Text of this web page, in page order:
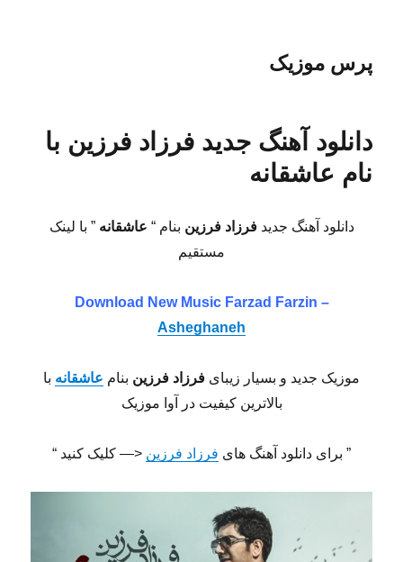
پرس موزیک
دانلود آهنگ جدید فرزاد فرزین با
نام عاشقانه
دانلود آهنگ جدید فرزاد فرزین بنام “ عاشقانه” با لینک
مستقیم
Download New MusicFarzad Farzin –
Asheghaneh
موزیک جدید و بسیار زیبای فرزاد فرزین بنام عاشقانه با
بالاترین کیفیت در آوا موزیک
” برای دانلود آهنگ های فرزاد فرزین <— کلیک کنید “